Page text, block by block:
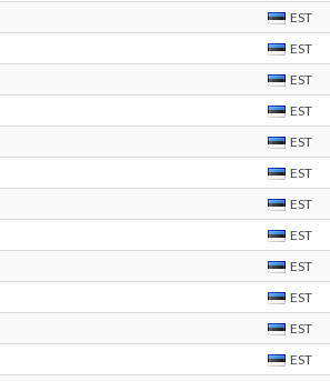
EST
EST
EST
EST
EST
EST
EST
EST
EST
EST
EST
EST